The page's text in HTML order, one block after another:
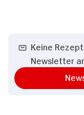
Keine
Newsletter